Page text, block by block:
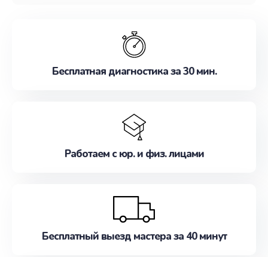
наилучшим образом. Не медлите записаться на
Бесплатная диагностика за 30 мин.
Работаем с юр. и физ. лицами
Бесплатный выезд мастера за 40 минут